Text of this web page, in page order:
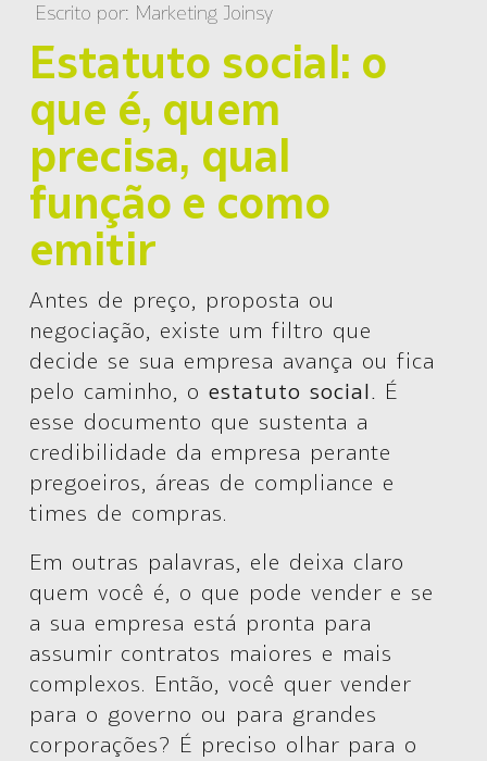
Escrito por: Marketing Joinsy
Estatuto social: o
que é, quem
precisa, qual
função e como
emitir
Antes de preço, proposta ou
negociação, existe um filtro que
decide se sua empresa avança ou fica
pelo caminho, o estatuto social. É
esse documento que sustenta a
credibilidade da empresa perante
pregoeiros, áreas de compliance e
times de compras.
Em outras palavras, ele deixa claro
quem você é, o que pode vender e se
a sua empresa está pronta para
assumir contratos maiores e mais
complexos. Então, você quer vender
para o governo ou para grandes
corporações? É preciso olhar para o